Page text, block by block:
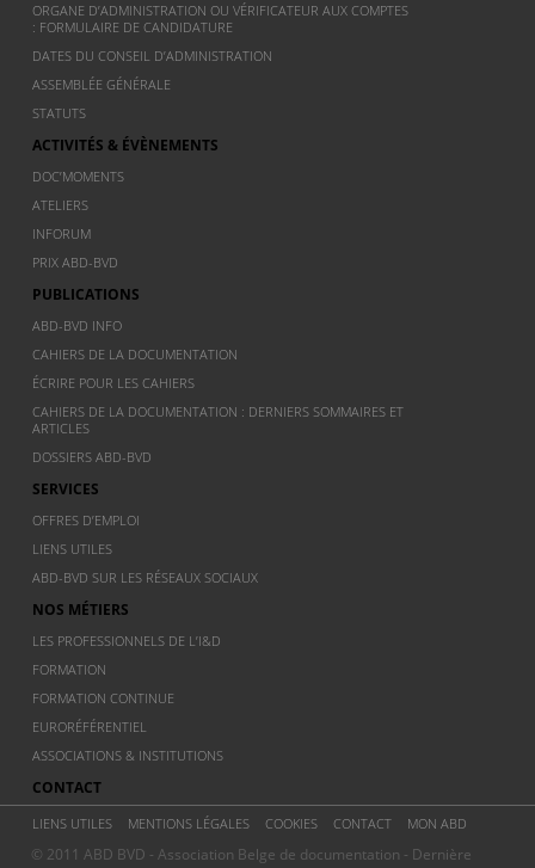
ORGANE D’ADMINISTRATION OU VÉRIFICATEUR AUX COMPTES
: FORMULAIRE DE CANDIDATURE
DATES DU CONSEIL D’ADMINISTRATION
ASSEMBLÉE GÉNÉRALE
STATUTS
ACTIVITÉS & ÉVÈNEMENTS
DOC’MOMENTS
ATELIERS
INFORUM
PRIX ABD-BVD
PUBLICATIONS
ABD-BVD INFO
CAHIERS DE LA DOCUMENTATION
ÉCRIRE POUR LES CAHIERS
CAHIERS DE LA DOCUMENTATION : DERNIERS SOMMAIRES ET
ARTICLES
DOSSIERS ABD-BVD
SERVICES
OFFRES D’EMPLOI
LIENS UTILES
ABD-BVD SUR LES RÉSEAUX SOCIAUX
NOS MÉTIERS
LES PROFESSIONNELS DE L’I&D
FORMATION
FORMATION CONTINUE
EURORÉFÉRENTIEL
ASSOCIATIONS & INSTITUTIONS
CONTACT
LIENS UTILES MENTIONS LÉGALES COOKIES CONTACT MON ABD
© 2011 ABD BVD - Association Belge de documentation - Dernière